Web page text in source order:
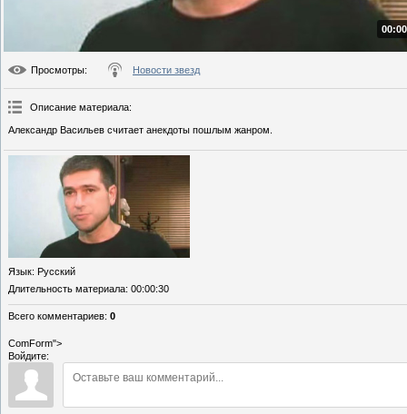
Просмотры: Новости звезд
Описание материала:
Александр Васильев считает анекдоты пошлым жанром.
Язык: Русский
Длительность материала: 00:00:30
Всего комментариев: 0
ComForm">
Войдите: